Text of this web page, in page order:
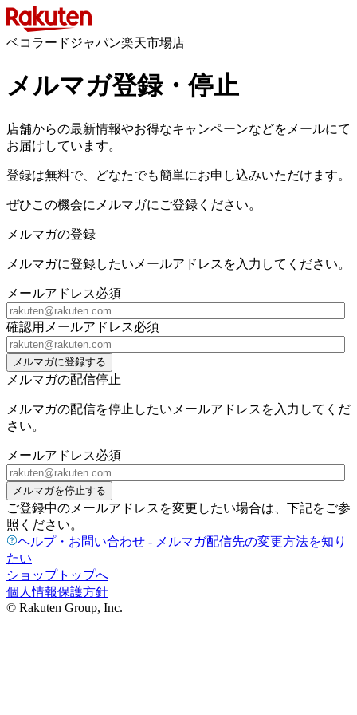
ベコラードジャパン楽天市場店
メルマガ登録・停止
店舗からの最新情報やお得なキャンペーンなどをメールにて
お届けしています。
登録は無料で、どなたでも簡単にお申し込みいただけます。
ぜひこの機会にメルマガにご登録ください。
メルマガの登録
メルマガに登録したいメールアドレスを入力してください。
メールアドレス必須
確認用メールアドレス必須
メルマガに登録する
メルマガの配信停止
メルマガの配信を停止したいメールアドレスを入力してくだ
さい。
メールアドレス必須
メルマガを停止する
ご登録中のメールアドレスを変更したい場合は、下記をご参
照ください。
ヘルプ・お問い合わせ - メルマガ配信先の変更方法を知り
たい
ショップトップへ
個人情報保護方針
© Rakuten Group, Inc.